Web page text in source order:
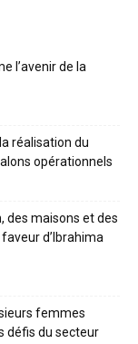
l’avenir de la
réalisation du
opérationnels
des maisons et des
d’Ibrahima
femmes
défis du secteur